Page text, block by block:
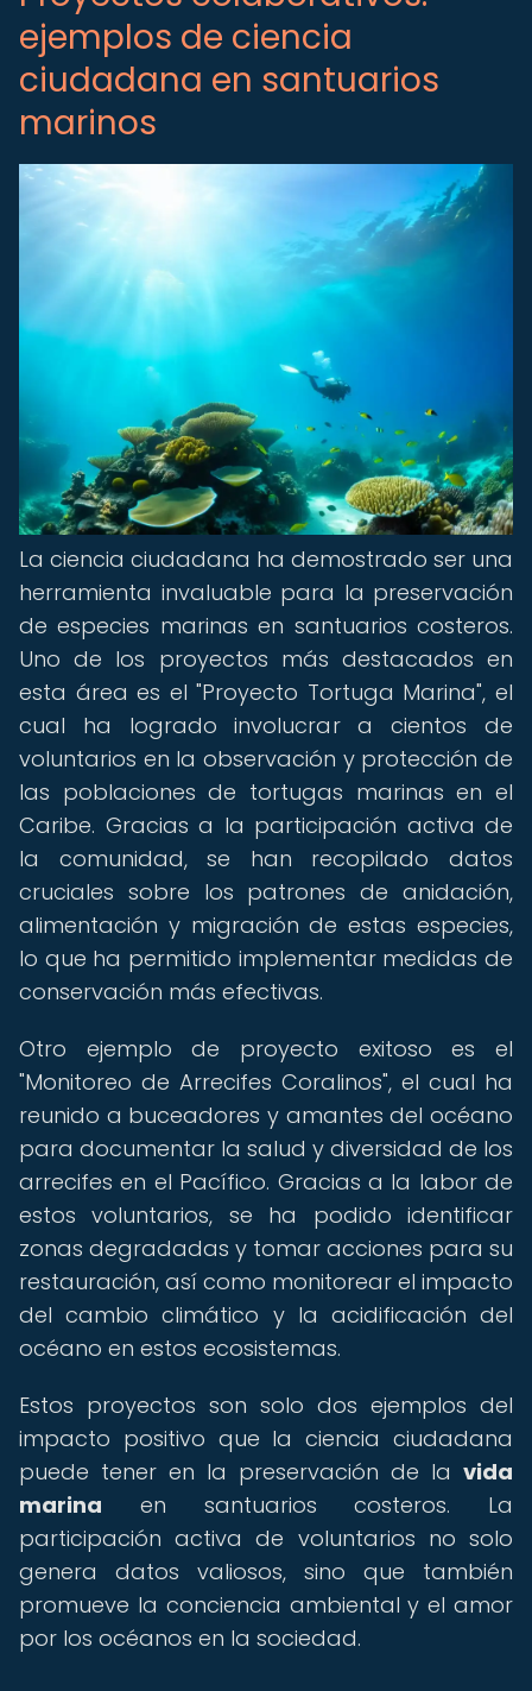
ejemplos de ciencia
ciudadana en santuarios
marinos
La ciencia ciudadana ha demostrado ser una
herramienta invaluable para la preservación
de especies marinas en santuarios costeros.
Uno de los proyectos más destacados en
esta área es el "Proyecto Tortuga Marina", el
cual ha logrado involucrar a cientos de
voluntarios en la observación y protección de
las poblaciones de tortugas marinas en el
Caribe. Gracias a la participación activa de
la comunidad, se han recopilado datos
cruciales sobre los patrones de anidación,
alimentación y migración de estas especies,
lo que ha permitido implementar medidas de
conservación más efectivas.
Otro ejemplo de proyecto exitoso es el
"Monitoreo de Arrecifes Coralinos", el cual ha
reunido a buceadores y amantes del océano
para documentar la salud y diversidad de los
arrecifes en el Pacífico. Gracias a la labor de
estos voluntarios, se ha podido identificar
zonas degradadas y tomar acciones para su
restauración, así como monitorear el impacto
del cambio climático y la acidificación del
océano en estos ecosistemas.
Estos proyectos son solo dos ejemplos del
impacto positivo que la ciencia ciudadana
puede tener en la preservación de la vida
marina en santuarios costeros. La
participación activa de voluntarios no solo
genera datos valiosos, sino que también
promueve la conciencia ambiental y el amor
por los océanos en la sociedad.